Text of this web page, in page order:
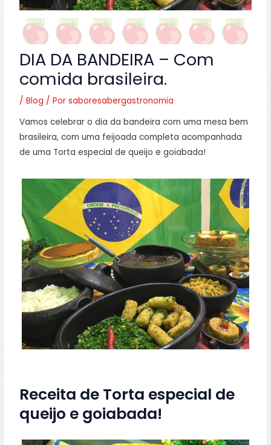
DIA DA BANDEIRA – Com
comida brasileira.
/Blog / Porsaboresabergastronomia
Vamos celebrar o dia da bandeira com uma mesa bem
brasileira, com uma feijoada completa acompanhada
de uma Torta especial de queijo e goiabada!
Receita de Torta especial de
queijo e goiabada!